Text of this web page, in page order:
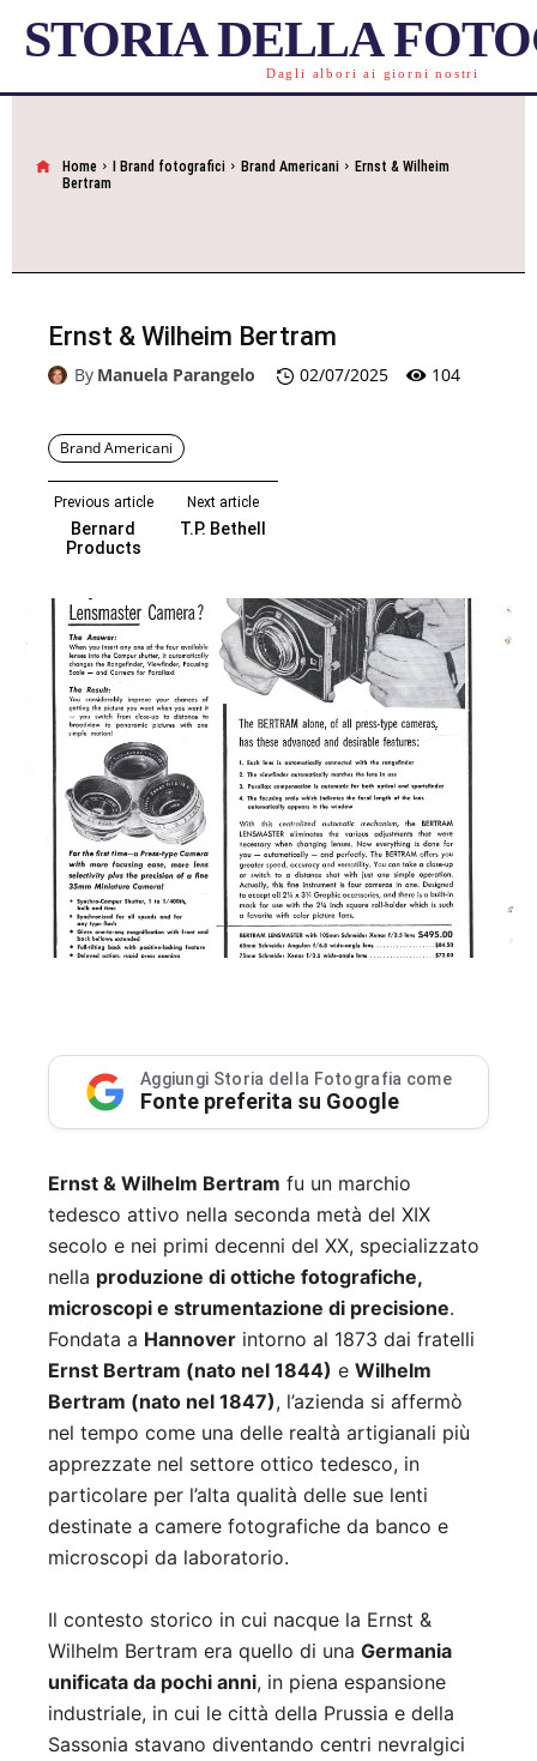
STORIA DELLA
Dagli albori ai giorni nostri
Home I Brand fotografici Brand Americani
Ernst & Wilheim
Bertram
Ernst & Wilheim Bertram
By Manuela Parangelo 02/07/2025 104
Brand Americani
Previous article
Bernard
Products
Next article
T.P. Bethell
Aggiungi Storia della Fotografia come
Fonte preferita su Google
Ernst & Wilhelm Bertram fu un marchio
tedesco attivo nella seconda metà del XIX
secolo e nei primi decenni del XX, specializzato
nella produzione di ottiche fotografiche,
microscopi e strumentazione di precisione.
Fondata a Hannover intorno al 1873 dai fratelli
Ernst Bertram (nato nel 1844) e Wilhelm
Bertram (nato nel 1847), l’azienda si affermò
nel tempo come una delle realtà artigianali più
apprezzate nel settore ottico tedesco, in
particolare per l’alta qualità delle sue lenti
destinate a camere fotografiche da banco e
microscopi da laboratorio.
Il contesto storico in cui nacque la Ernst &
Wilhelm Bertram era quello di una Germania
unificata da pochi anni, in piena espansione
industriale, in cui le città della Prussia e della
Sassonia stavano diventando centri nevralgici